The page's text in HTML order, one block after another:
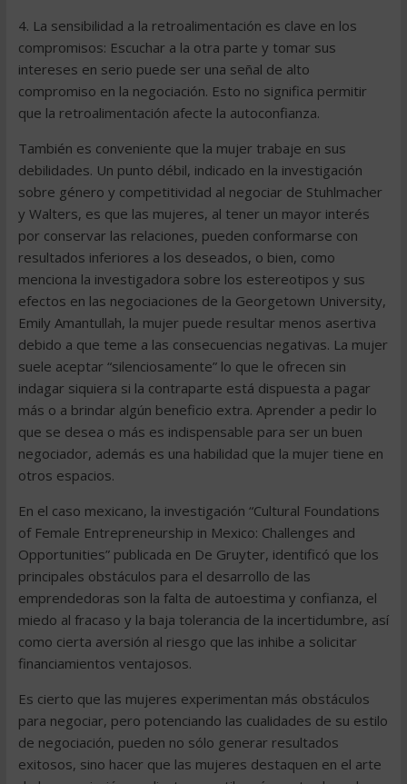
4. La sensibilidad a la retroalimentación es clave en los
compromisos: Escuchar a la otra parte y tomar sus
intereses en serio puede ser una señal de alto
compromiso en la negociación. Esto no significa permitir
que la retroalimentación afecte la autoconfianza.
También es conveniente que la mujer trabaje en sus
debilidades. Un punto débil, indicado en la investigación
sobre género y competitividad al negociar de Stuhlmacher
y Walters, es que las mujeres, al tener un mayor interés
por conservar las relaciones, pueden conformarse con
resultados inferiores a los deseados, o bien, como
menciona la investigadora sobre los estereotipos y sus
efectos en las negociaciones de la Georgetown University,
Emily Amantullah, la mujer puede resultar menos asertiva
debido a que teme a las consecuencias negativas. La mujer
suele aceptar “silenciosamente” lo que le ofrecen sin
indagar siquiera si la contraparte está dispuesta a pagar
más o a brindar algún beneficio extra. Aprender a pedir lo
que se desea o más es indispensable para ser un buen
negociador, además es una habilidad que la mujer tiene en
otros espacios.
En el caso mexicano, la investigación “Cultural Foundations
of Female Entrepreneurship in Mexico: Challenges and
Opportunities” publicada en De Gruyter, identificó que los
principales obstáculos para el desarrollo de las
emprendedoras son la falta de autoestima y confianza, el
miedo al fracaso y la baja tolerancia de la incertidumbre, así
como cierta aversión al riesgo que las inhibe a solicitar
financiamientos ventajosos.
Es cierto que las mujeres experimentan más obstáculos
para negociar, pero potenciando las cualidades de su estilo
de negociación, pueden no sólo generar resultados
exitosos, sino hacer que las mujeres destaquen en el arte